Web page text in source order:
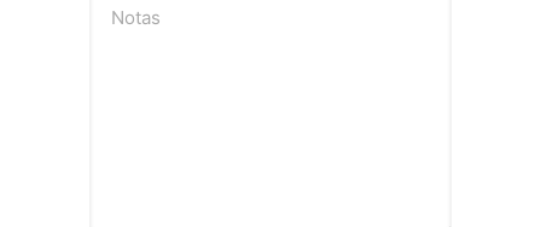
Notas